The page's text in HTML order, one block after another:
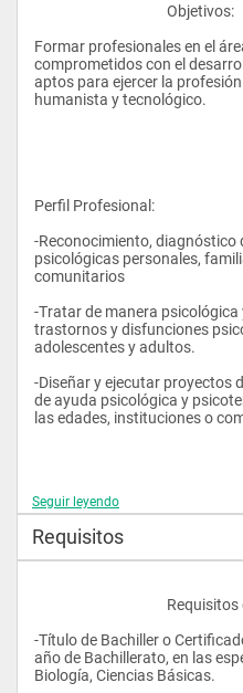
					Objetivos:
Formar profesionales en el
comprometidos con el
aptos para ejercer la
humanista y tecnológico.
Perfil Profesional:
-Reconocimiento,
psicológicas personales,
comunitarios
-Tratar de manera
trastornos y disfunciones
adolescentes y adultos.
-Diseñar y ejecutar proyectos
de ayuda psicológica y
las edades, instituciones o
Los profesionales que
ejercicio de su profesión, en
hospitales psiquiátricos,
Instituciones de ayuda
adolescente, a la mujer, de
de maltrato, abuso sexual.
afectiva y sexual.
Seguir leyendo
Requisitos
-Título de Bachiller o
año de Bachillerato, en las
Biología, Ciencias Básicas.